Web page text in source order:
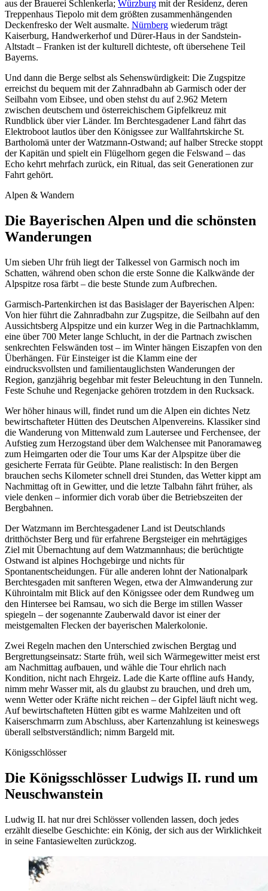
aus der Brauerei Schlenkerla; Würzburg mit der Residenz, deren
Treppenhaus Tiepolo mit dem größten zusammenhängenden
Deckenfresko der Welt ausmalte. Nürnberg wiederum trägt
Kaiserburg, Handwerkerhof und Dürer-Haus in der Sandstein-
Altstadt – Franken ist der kulturell dichteste, oft übersehene Teil
Bayerns.
Und dann die Berge selbst als Sehenswürdigkeit: Die Zugspitze
erreichst du bequem mit der Zahnradbahn ab Garmisch oder der
Seilbahn vom Eibsee, und oben stehst du auf 2.962 Metern
zwischen deutschem und österreichischem Gipfelkreuz mit
Rundblick über vier Länder. Im Berchtesgadener Land fährt das
Elektroboot lautlos über den Königssee zur Wallfahrtskirche St.
Bartholomä unter der Watzmann-Ostwand; auf halber Strecke stoppt
der Kapitän und spielt ein Flügelhorn gegen die Felswand – das
Echo kehrt mehrfach zurück, ein Ritual, das seit Generationen zur
Fahrt gehört.
Alpen & Wandern
Die Bayerischen Alpen und die schönsten
Wanderungen
Um sieben Uhr früh liegt der Talkessel von Garmisch noch im
Schatten, während oben schon die erste Sonne die Kalkwände der
Alpspitze rosa färbt – die beste Stunde zum Aufbrechen.
Garmisch-Partenkirchen ist das Basislager der Bayerischen Alpen:
Von hier führt die Zahnradbahn zur Zugspitze, die Seilbahn auf den
Aussichtsberg Alpspitze und ein kurzer Weg in die Partnachklamm,
eine über 700 Meter lange Schlucht, in der die Partnach zwischen
senkrechten Felswänden tost – im Winter hängen Eiszapfen von den
Überhängen. Für Einsteiger ist die Klamm eine der
eindrucksvollsten und familientauglichsten Wanderungen der
Region, ganzjährig begehbar mit fester Beleuchtung in den Tunneln.
Feste Schuhe und Regenjacke gehören trotzdem in den Rucksack.
Wer höher hinaus will, findet rund um die Alpen ein dichtes Netz
bewirtschafteter Hütten des Deutschen Alpenvereins. Klassiker sind
die Wanderung von Mittenwald zum Lautersee und Ferchensee, der
Aufstieg zum Herzogstand über dem Walchensee mit Panoramaweg
zum Heimgarten oder die Tour ums Kar der Alpspitze über die
gesicherte Ferrata für Geübte. Plane realistisch: In den Bergen
brauchen sechs Kilometer schnell drei Stunden, das Wetter kippt am
Nachmittag oft in Gewitter, und die letzte Talbahn fährt früher, als
viele denken – informier dich vorab über die Betriebszeiten der
Bergbahnen.
Der Watzmann im Berchtesgadener Land ist Deutschlands
dritthöchster Berg und für erfahrene Bergsteiger ein mehrtägiges
Ziel mit Übernachtung auf dem Watzmannhaus; die berüchtigte
Ostwand ist alpines Hochgebirge und nichts für
Spontanentscheidungen. Für alle anderen lohnt der Nationalpark
Berchtesgaden mit sanfteren Wegen, etwa der Almwanderung zur
Kührointalm mit Blick auf den Königssee oder dem Rundweg um
den Hintersee bei Ramsau, wo sich die Berge im stillen Wasser
spiegeln – der sogenannte Zauberwald davor ist einer der
meistgemalten Flecken der bayerischen Malerkolonie.
Zwei Regeln machen den Unterschied zwischen Bergtag und
Bergrettungseinsatz: Starte früh, weil sich Wärmegewitter meist erst
am Nachmittag aufbauen, und wähle die Tour ehrlich nach
Kondition, nicht nach Ehrgeiz. Lade die Karte offline aufs Handy,
nimm mehr Wasser mit, als du glaubst zu brauchen, und dreh um,
wenn Wetter oder Kräfte nicht reichen – der Gipfel läuft nicht weg.
Auf bewirtschafteten Hütten gibt es warme Mahlzeiten und oft
Kaiserschmarrn zum Abschluss, aber Kartenzahlung ist keineswegs
überall selbstverständlich; nimm Bargeld mit.
Königsschlösser
Die Königsschlösser Ludwigs II. rund um
Neuschwanstein
Ludwig II. hat nur drei Schlösser vollenden lassen, doch jedes
erzählt dieselbe Geschichte: ein König, der sich aus der Wirklichkeit
in seine Fantasiewelten zurückzog.